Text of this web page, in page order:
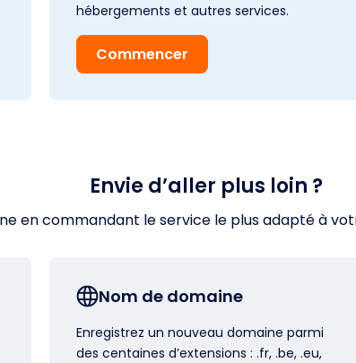
hébergements et autres services.
Commencer
Envie d’aller plus loin ?
en commandant le service le plus adapté à
Nom de domaine
Enregistrez un nouveau domaine parmi
des centaines d’extensions : .fr, .be, .eu,